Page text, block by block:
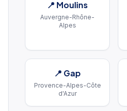
📍 Moulins
Auvergne-Rhône-
Alpes
📍 Gap
Provence-Alpes-Côte
d'Azur